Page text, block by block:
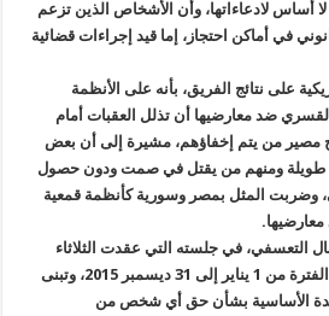
أساس لادعاءاتها، وأن الأشخاص الذين تزعم
في أماكن احتجاز، إما قيد إجراءات قضائية
على نتائج الفريق، بأنه على الأنظمة
ضد معارضيها أن تذلل العقبات أمام
مصير من يتم إخفاؤهم، مشيرة إلى أن بعض
طويلة ومنهم من يقتل في صمت ودون حصول
وضربت المثل بمصر وسورية كأنظمة قمعية
.
التعسفي، في جلسته التي عقدت الثلاثاء
2015، وتبنى
الأساسية بشأن حق أي شخص من